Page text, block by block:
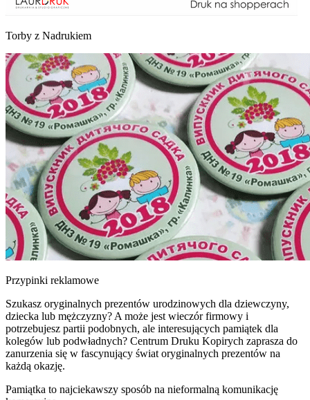
Torby z Nadrukiem
Przypinki reklamowe
Szukasz oryginalnych prezentów urodzinowych dla dziewczyny,
dziecka lub mężczyzny? A może jest wieczór firmowy i
potrzebujesz partii podobnych, ale interesujących pamiątek dla
kolegów lub podwładnych? Centrum Druku Kopirych zaprasza do
zanurzenia się w fascynujący świat oryginalnych prezentów na
każdą okazję.
Pamiątka to najciekawszy sposób na nieformalną komunikację